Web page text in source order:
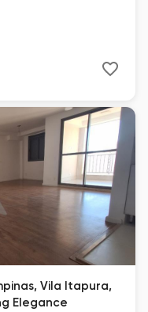
Vila Itapura,
Elegance